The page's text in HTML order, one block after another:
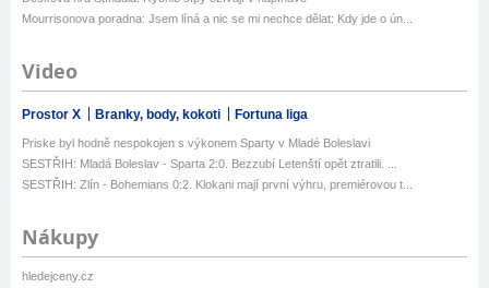
Mourrisonova poradna: Jsem líná a nic se mi nechce dělat: Kdy jde o ún...
Video
Prostor X Branky, body, kokoti Fortuna liga
Priske byl hodně nespokojen s výkonem Sparty v Mladé Boleslavi
SESTŘIH: Mladá Boleslav - Sparta 2:0. Bezzubí Letenští opět ztratili. ...
SESTŘIH: Zlín - Bohemians 0:2. Klokani mají první výhru, premiérovou t...
Nákupy
hledejceny.cz